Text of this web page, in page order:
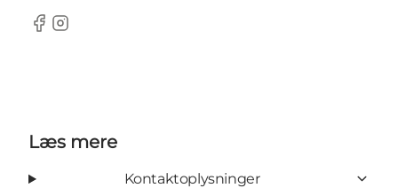
Facebook
Instagram
Læs mere
Kontaktoplysninger